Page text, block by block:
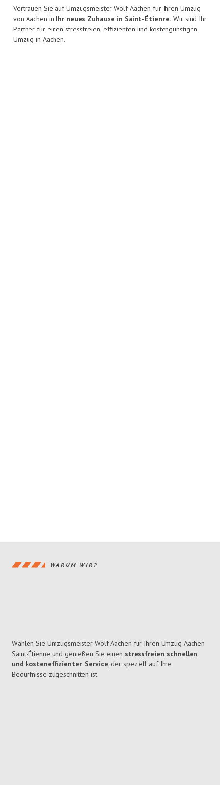
Vertrauen Sie auf Umzugsmeister Wolf Aachen für Ihren Umzug
von Aachen in Ihr neues Zuhause in Saint-Étienne. Wir sind Ihr
Partner für einen stressfreien, effizienten und kostengünstigen
Umzug in Aachen.
WARUM WIR?
Wählen Sie Umzugsmeister Wolf Aachen für Ihren Umzug Aachen
Saint-Étienne und genießen Sie einen stressfreien, schnellen
und kosteneffizienten Service, der speziell auf Ihre
Bedürfnisse zugeschnitten ist.